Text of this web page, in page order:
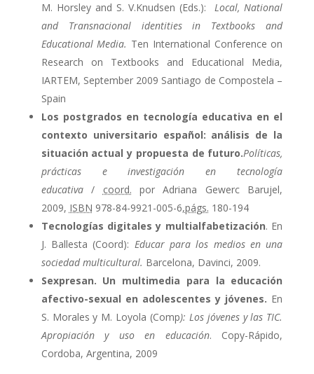
M. Horsley and S. V.Knudsen (Eds.):Local, National
and Transnacional identities in Textbooks and
Educational Media. Ten International Conference on
Research on Textbooks and Educational Media,
IARTEM, September 2009 Santiago de Compostela –
Spain
Los postgrados en tecnología educativa en el
contexto universitario español: análisis de la
situación actual y propuesta de futuro.Políticas,
prácticas e investigación en tecnología
educativa/ coord. por Adriana Gewerc Barujel,
2009, ISBN 978-84-9921-005-6,págs. 180-194
Tecnologías digitales y multialfabetización. En
J. Ballesta (Coord): Educar para los medios en una
sociedad multicultural. Barcelona, Davinci, 2009.
Sexpresan. Un multimedia para la educación
afectivo-sexual en adolescentes y jóvenes. En
S. Morales y M. Loyola (Comp): Los jóvenes y las TIC.
Apropiación y uso en educación. Copy-Rápido,
Cordoba, Argentina, 2009